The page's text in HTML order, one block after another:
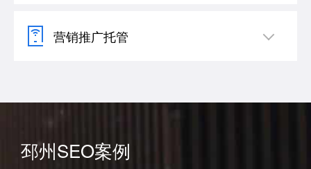
营销推广托管
邳州SEO案例